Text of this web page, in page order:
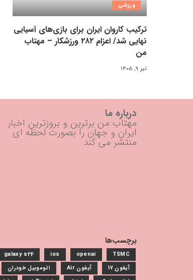
ورزشی
ترکیب کاروان ایران برای بازی‌های آسیایی
نهایی شد/ اعزام ۲۸۲ ورزشکار – مهتاب
من
تیر ۹, ۱۴۰۵
درباره ما
مهتاب من برترین و بروزترین اخبار
ایران و جهان را بصورت لحظه ای
منتشر می کند
برچسب‌ها
galaxy s24 ios openai TSMC
آیفون 17
آیفون Air اتوموبیل خودران